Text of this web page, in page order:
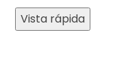
Vista rápida